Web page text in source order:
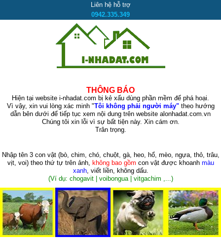
Liên hệ hỗ trợ
0942.335.349
THÔNG BÁO
Hiện tại website i-nhadat.com bị kẻ xấu dùng phần mềm để phá hoại.
Vì vậy, xin vui lòng xác minh "Tôi không phải người máy"theo hướng
dẫn bên dưới để tiếp tục xem nội dung trên website alonhadat.com.vn
Chúng tôi xin lỗi vì sự bất tiện này. Xin cám ơn.
Trân trọng.
Nhập tên 3 con vật (bò, chim, chó, chuột, gà, heo, hổ, mèo, ngựa, thỏ, trâu,
vịt, voi)theo thứ tự trên ảnh, không bao gồm con vật được khoanh màu
xanh, viết liền, không dấu.
(Ví dụ: chogavit | voibongua | vitgachim ,...)